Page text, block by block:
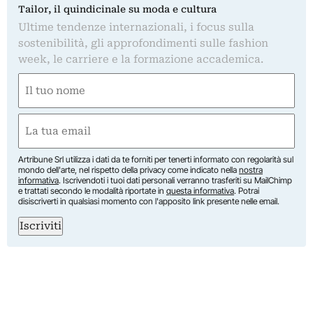
Tailor, il quindicinale su moda e cultura
Ultime tendenze internazionali, i focus sulla
sostenibilità, gli approfondimenti sulle fashion
week, le carriere e la formazione accademica.
(Obbligatorio)
Nome
(Obbligatorio)
Artribune Srl utilizza i dati da te forniti per tenerti informato con regolarità sul
mondo dell'arte, nel rispetto della privacy come indicato nella nostra
informativa. Iscrivendoti i tuoi dati personali verranno trasferiti su MailChimp
e trattati secondo le modalità riportate in questa informativa. Potrai
disiscriverti in qualsiasi momento con l'apposito link presente nelle email.
Iscriviti